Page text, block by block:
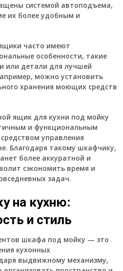
системой автоподъема,
их более удобным и
часто имеют
особенности, такие
или детали для лучшей
можно установить
хранения моющих средств
ящик для кухни под мойку
и функциональным
управления
Благодаря такому шкафчику,
более аккуратной и
сэкономить время и
задач.
на кухню:
и стиль
шкафа под мойку — это
кухонных
выдвижному механизму,